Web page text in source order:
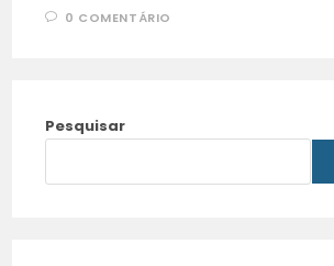
0 COMENTÁRIO
Pesquisar